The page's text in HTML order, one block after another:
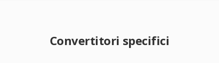
Convertitori specifici